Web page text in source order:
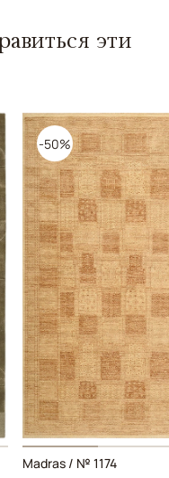
эти
-50%
Madras / № 1174